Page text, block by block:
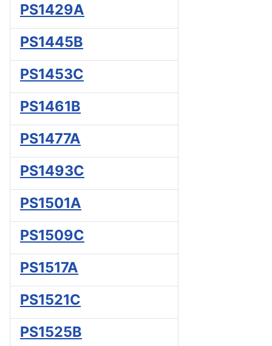
PS1429A
PS1445B
PS1453C
PS1461B
PS1477A
PS1493C
PS1501A
PS1509C
PS1517A
PS1521C
PS1525B